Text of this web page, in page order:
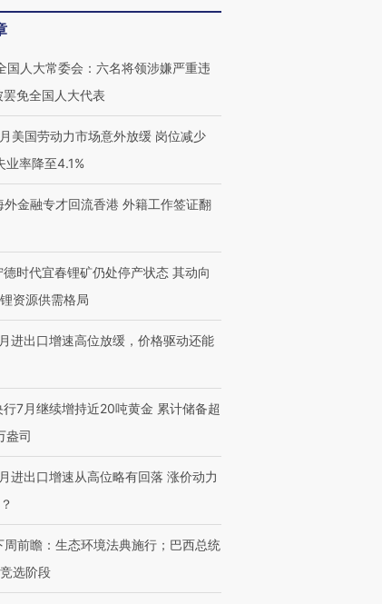
7万
视线｜被称为“蟑螂”的印
视线｜“入侵”还是“人道危
链博
接产
【商旅对话】华住集团
国人大常委会：六名将领涉嫌严重违
免全国人大代表
美国劳动力市场意外放缓 岗位减少
业率降至4.1%
外金融专才回流香港 外籍工作签证翻
德时代宜春锂矿仍处停产状态 其动向
资源供需格局
进出口增速高位放缓，价格驱动还能
行7月继续增持近20吨黄金 累计储备超
盎司
进出口增速从高位略有回落 涨价动力
周前瞻：生态环境法典施行；巴西总统
选阶段